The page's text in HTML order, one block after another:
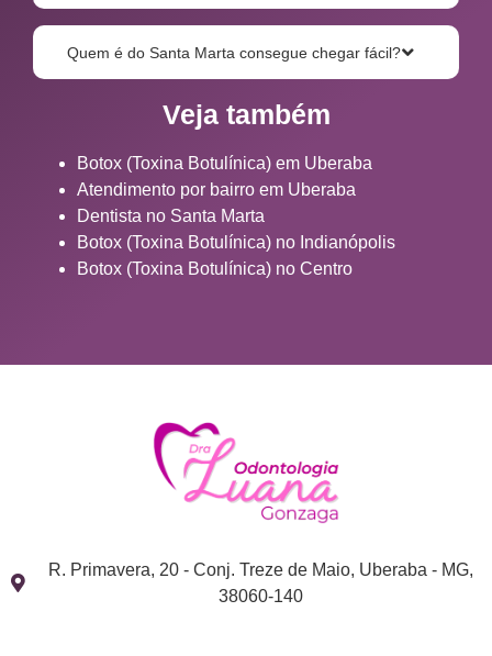
Quem é do Santa Marta consegue chegar fácil?
Veja também
Botox (Toxina Botulínica) em Uberaba
Atendimento por bairro em Uberaba
Dentista no Santa Marta
Botox (Toxina Botulínica) no Indianópolis
Botox (Toxina Botulínica) no Centro
R. Primavera, 20 - Conj. Treze de Maio, Uberaba - MG,
38060-140